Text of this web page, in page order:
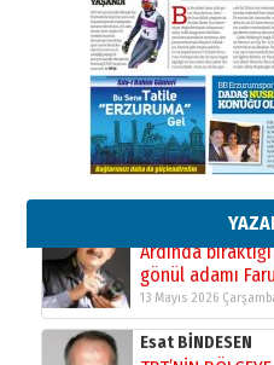
Cem Bakırcı
Ardında
gönül adamı
13 Mayıs 2026
Esat BİNDESEN
TRT’NİN
Kadir
Erzurumspor’un
29 Haziran 2026